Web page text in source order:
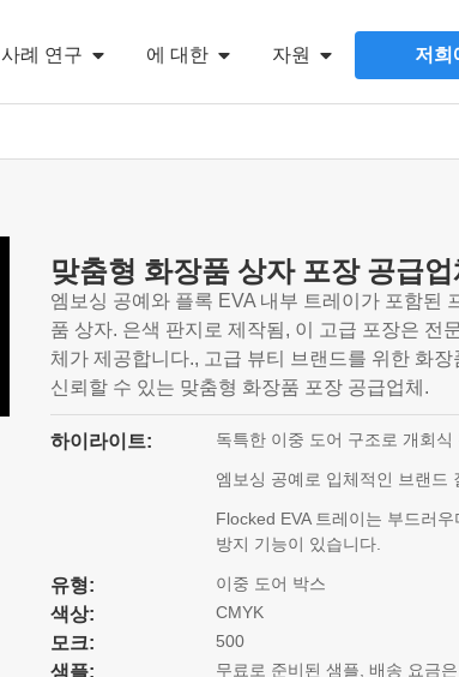
사례 연구 에 대한 자원 저희
맞춤형 화장품 상자 포장 공급업
엠보싱 공예와 플록 EVA 내부 트레이가 포함된
품 상자. 은색 판지로 제작됨, 이 고급 포장은 전
체가 제공합니다., 고급 뷰티 브랜드를 위한 화장
신뢰할 수 있는 맞춤형 화장품 포장 공급업체.
하이라이트: 독특한 이중 도어 구조로 개회식
엠보싱 공예로 입체적인 브랜드
Flocked EVA 트레이는 부드러
방지 기능이 있습니다.
유형: 이중 도어 박스
색상: CMYK
모크: 500
샘플:
무료로 준비된 샘플, 배송 요금